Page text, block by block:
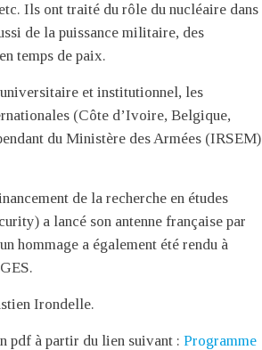
Ils ont traité du rôle du nucléaire dans
de la puissance militaire, des
temps de paix.
et institutionnel, les
(Côte d’Ivoire, Belgique,
du Ministère des Armées (IRSEM)
de la recherche en études
a lancé son antenne française par
hommage a également été rendu à
Irondelle.
pdf à partir du lien suivant :Programme